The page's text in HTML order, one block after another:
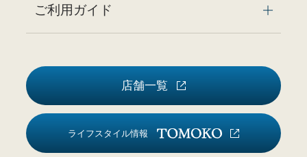
ご利用ガイド
店舗一覧
ライフスタイル情報